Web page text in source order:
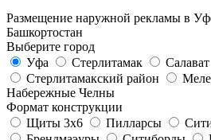
Размещение наружной рекламы в
Башкортостан
Выберите город
Уфа
Стерлитамак Салават
Стерлитамакский район
Набережные Челны
Формат конструкции
Щиты 3х6
Пилларсы